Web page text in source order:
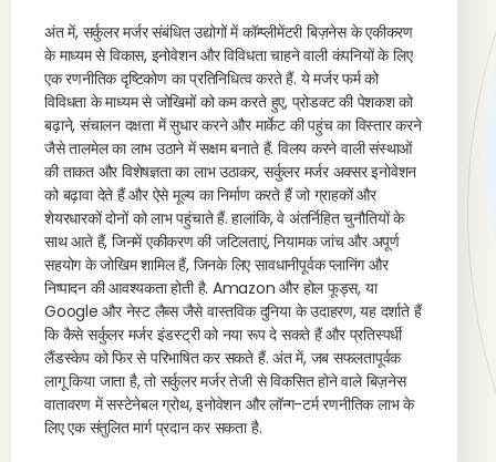
अंत में, सर्कुलर मर्जर संबंधित उद्योगों में कॉम्प्लीमेंटरी बिज़नेस के एकीकरण
के माध्यम से विकास, इनोवेशन और विविधता चाहने वाली कंपनियों के लिए
एक रणनीतिक दृष्टिकोण का प्रतिनिधित्व करते हैं. ये मर्जर फर्म को
विविधता के माध्यम से जोखिमों को कम करते हुए, प्रोडक्ट की पेशकश को
बढ़ाने, संचालन दक्षता में सुधार करने और मार्केट की पहुंच का विस्तार करने
जैसे तालमेल का लाभ उठाने में सक्षम बनाते हैं. विलय करने वाली संस्थाओं
की ताकत और विशेषज्ञता का लाभ उठाकर, सर्कुलर मर्जर अक्सर इनोवेशन
को बढ़ावा देते हैं और ऐसे मूल्य का निर्माण करते हैं जो ग्राहकों और
शेयरधारकों दोनों को लाभ पहुंचाते हैं. हालांकि, वे अंतर्निहित चुनौतियों के
साथ आते हैं, जिनमें एकीकरण की जटिलताएं, नियामक जांच और अपूर्ण
सहयोग के जोखिम शामिल हैं, जिनके लिए सावधानीपूर्वक प्लानिंग और
निष्पादन की आवश्यकता होती है. Amazon और होल फूड्स, या
Google और नेस्ट लैब्स जैसे वास्तविक दुनिया के उदाहरण, यह दर्शाते हैं
कि कैसे सर्कुलर मर्जर इंडस्ट्री को नया रूप दे सकते हैं और प्रतिस्पर्धी
लैंडस्केप को फिर से परिभाषित कर सकते हैं. अंत में, जब सफलतापूर्वक
लागू किया जाता है, तो सर्कुलर मर्जर तेजी से विकसित होने वाले बिज़नेस
वातावरण में सस्टेनेबल ग्रोथ, इनोवेशन और लॉन्ग-टर्म रणनीतिक लाभ के
लिए एक संतुलित मार्ग प्रदान कर सकता है.